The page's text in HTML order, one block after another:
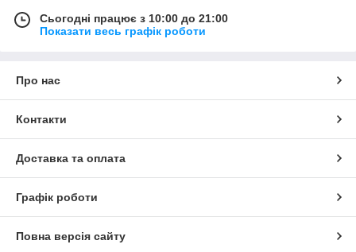
Сьогодні працює з 10:00 до 21:00
Показати весь графік роботи
Про нас
Контакти
Доставка та оплата
Графік роботи
Повна версія сайту